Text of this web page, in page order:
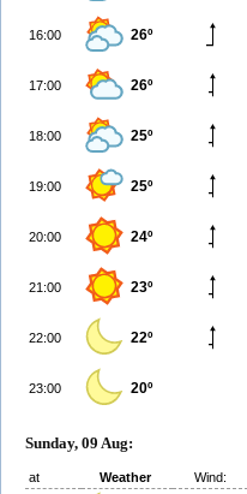
16:00 26º
17:00 26º
18:00 25º
19:00 25º
20:00 24º
21:00 23º
22:00 22º
23:00 20º
Sunday, 09 Aug:
at Weather Wind: